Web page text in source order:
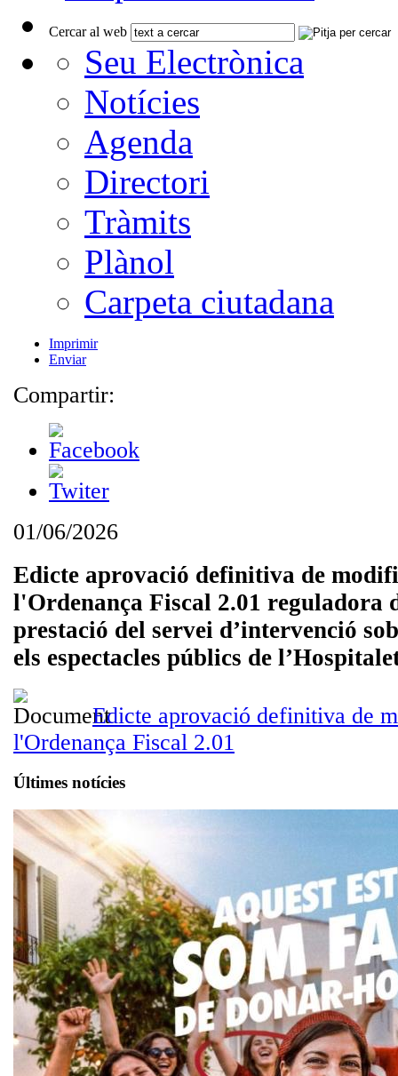
Cercar al web
Seu Electrònica
Notícies
Agenda
Directori
Tràmits
Plànol
Carpeta ciutadana
Imprimir
Enviar
Compartir:
01/06/2026
Edicte aprovació definitiva de
l'Ordenança Fiscal 2.01 reguladora
prestació del servei d’intervenció
els espectacles públics de
Edicte aprovació definitiva de
l'Ordenança Fiscal 2.01
Últimes notícies